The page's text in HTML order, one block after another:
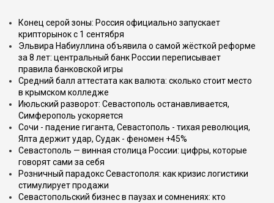
Конец серой зоны: Россия официально запускает
крипторынок с 1 сентября
Эльвира Набиуллина объявила о самой жёсткой реформе
за 8 лет: центральный банк России переписывает
правила банковской игры
Средний балл аттестата как валюта: сколько стоит место
в крымском колледже
Июльский разворот: Севастополь останавливается,
Симферополь ускоряется
Сочи - падение гиганта, Севастополь - тихая революция,
Ялта держит удар, Судак - феномен +45%
Севастополь — винная столица России: цифры, которые
говорят сами за себя
Розничный парадокс Севастополя: как кризис логистики
стимулирует продажи
Севастопольский бизнес в паузах и сомнениях: кто